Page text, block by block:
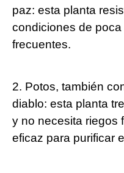
paz: esta planta
condiciones de
frecuentes.
2. Potos, también
diablo: esta planta
y no necesita riegos
eficaz para purificar